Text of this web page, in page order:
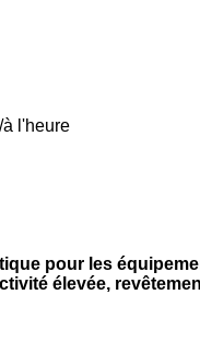
/à l'heure
pour les
élevée,